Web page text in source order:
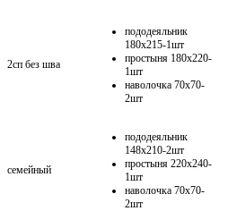
2сп без шва
пододеяльник
180х215-1шт
простыня 180х220-
1шт
наволочка 70х70-
2шт
семейный
пододеяльник
148х210-2шт
простыня 220х240-
1шт
наволочка 70х70-
2шт